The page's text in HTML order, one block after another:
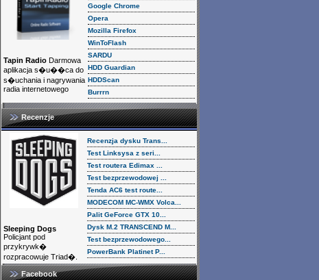
Tapin Radio Darmowa
aplikacja s�u��ca do
s�uchania i nagrywania
radia internetowego
Google Chrome
Opera
Mozilla Firefox
WinToFlash
SARDU
HDD Guardian
HDDScan
Burrrn
Recenzje
Sleeping Dogs
Policjant pod
przykrywk�
rozpracowuje Triad�.
Recenzja dysku Trans...
Test Linksysa z seri...
Test routera Edimax ...
Test bezprzewodowej ...
Tenda AC6 test route...
MODECOM MC-WMX Volca...
Palit GeForce GTX 10...
Dysk M.2 TRANSCEND M...
Test bezprzewodowego...
PowerBank Platinet P...
Facebook